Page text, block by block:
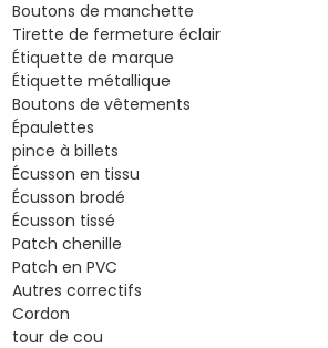
Boutons de manchette
Tirette de fermeture éclair
Étiquette de marque
Étiquette métallique
Boutons de vêtements
Épaulettes
pince à billets
Écusson en tissu
Écusson brodé
Écusson tissé
Patch chenille
Patch en PVC
Autres correctifs
Cordon
tour de cou